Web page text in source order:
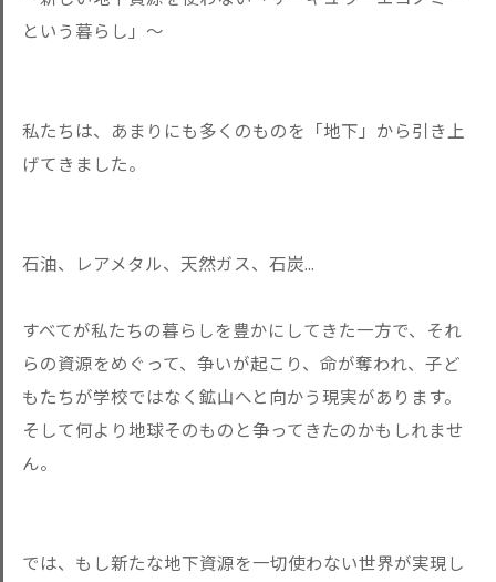
という暮らし 」～
私たちは、あまりにも多くのものを「地下」から引き上
げてきました。
石油、レアメタル、天然ガス、石炭...
すべてが私たちの暮らしを豊かにしてきた一方で、それ
らの資源をめぐって、争いが起こり、 命が奪われ、子ど
もたちが学校ではなく鉱山へと向かう現実があり ます。
そして何より地球そのものと争ってきたのかもしれませ
ん。
では、もし新たな地下資源を一切使わない世界が実現し